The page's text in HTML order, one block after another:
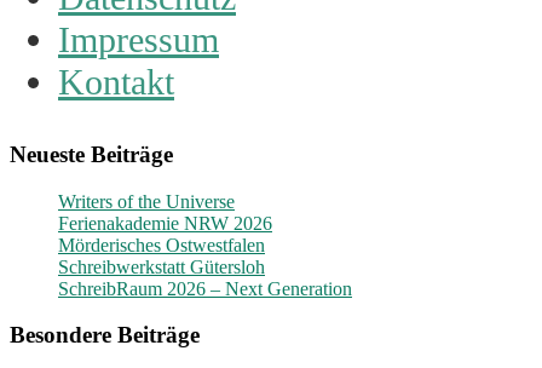
Impressum
Kontakt
Neueste Beiträge
Writers of the Universe
Ferienakademie NRW 2026
Mörderisches Ostwestfalen
Schreibwerkstatt Gütersloh
SchreibRaum 2026 – Next Generation
Besondere Beiträge